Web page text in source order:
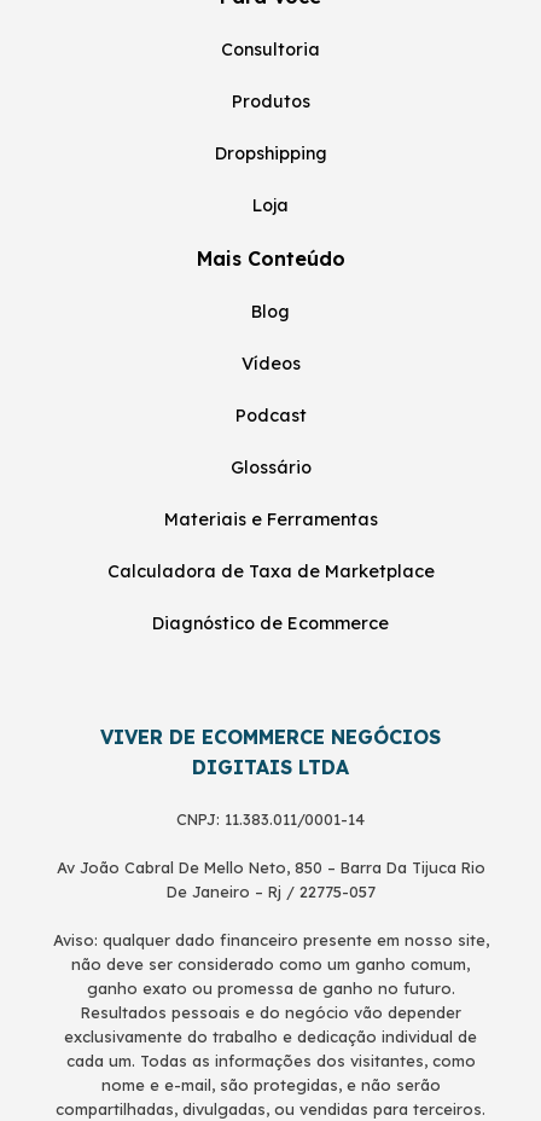
Consultoria
Produtos
Dropshipping
Loja
Mais Conteúdo
Blog
Vídeos
Podcast
Glossário
Materiais e Ferramentas
Calculadora de Taxa de Marketplace
Diagnóstico de Ecommerce
VIVER DE ECOMMERCE NEGÓCIOS
DIGITAIS LTDA
CNPJ: 11.383.011/0001-14
Av João Cabral De Mello Neto, 850 – Barra Da Tijuca Rio
De Janeiro – Rj / 22775-057
Aviso: qualquer dado financeiro presente em nosso site,
não deve ser considerado como um ganho comum,
ganho exato ou promessa de ganho no futuro.
Resultados pessoais e do negócio vão depender
exclusivamente do trabalho e dedicação individual de
cada um. Todas as informações dos visitantes, como
nome e e-mail, são protegidas, e não serão
compartilhadas, divulgadas, ou vendidas para terceiros.